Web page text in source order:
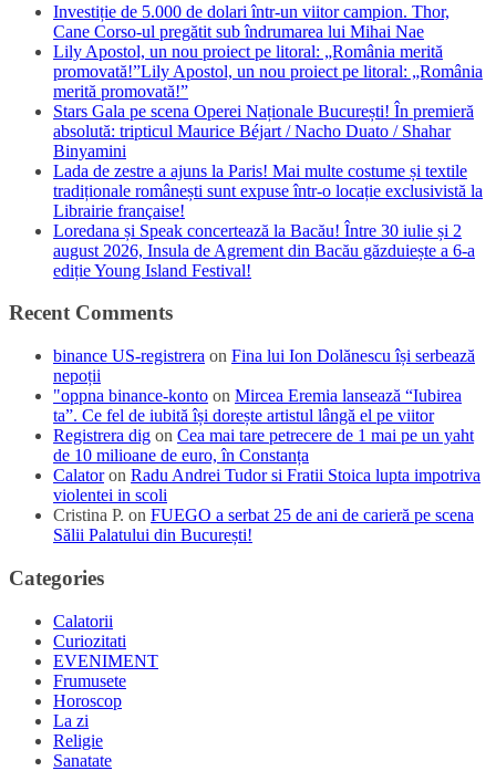
Investiție de 5.000 de dolari într-un viitor campion. Thor,
Cane Corso-ul pregătit sub îndrumarea lui Mihai Nae
Lily Apostol, un nou proiect pe litoral: „România merită
promovată!”Lily Apostol, un nou proiect pe litoral: „România
merită promovată!”
Stars Gala pe scena Operei Naționale București! În premieră
absolută: tripticul Maurice Béjart / Nacho Duato / Shahar
Binyamini
Lada de zestre a ajuns la Paris! Mai multe costume și textile
tradiționale românești sunt expuse într-o locație exclusivistă la
Librairie française!
Loredana și Speak concertează la Bacău! Între 30 iulie și 2
august 2026, Insula de Agrement din Bacău găzduiește a 6-a
ediție Young Island Festival!
Recent Comments
binance US-registrera on Fina lui Ion Dolănescu își serbează
nepoții
"oppna binance-konto on Mircea Eremia lansează “Iubirea
ta”. Ce fel de iubită își dorește artistul lângă el pe viitor
Registrera dig on Cea mai tare petrecere de 1 mai pe un yaht
de 10 milioane de euro, în Constanța
Calatoron Radu Andrei Tudor si Fratii Stoica lupta impotriva
violentei in scoli
Cristina P. on FUEGO a serbat 25 de ani de carieră pe scena
Sălii Palatului din București!
Categories
Calatorii
Curiozitati
EVENIMENT
Frumusete
Horoscop
La zi
Religie
Sanatate